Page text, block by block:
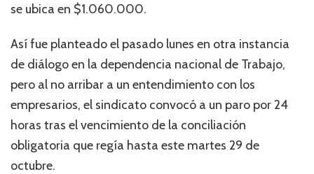
se ubica en $1.060.000.
Así fue planteado el pasado lunes en otra instancia
de diálogo en la dependencia nacional de Trabajo,
pero al no arribar a un entendimiento con los
empresarios, el sindicato convocó a un paro por 24
horas tras el vencimiento de la conciliación
obligatoria que regía hasta este martes 29 de
octubre.